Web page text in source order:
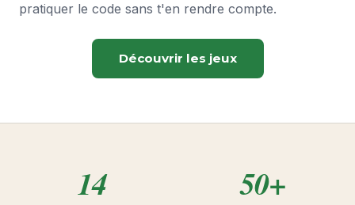
pratiquer le code sans t'en rendre compte.
Découvrir les jeux
14 50+